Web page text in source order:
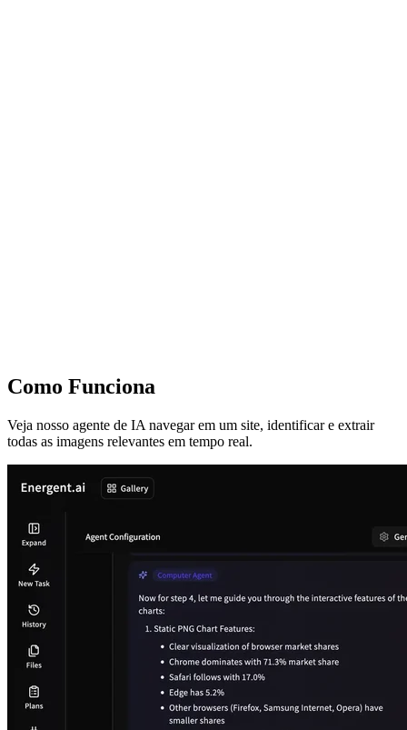
Como Funciona
Veja nosso agente de IA navegar em um site, identificar e extrair
todas as imagens relevantes em tempo real.